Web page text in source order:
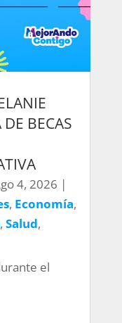
BECAS
4, 2026 |
, Economía,
, Salud,
el